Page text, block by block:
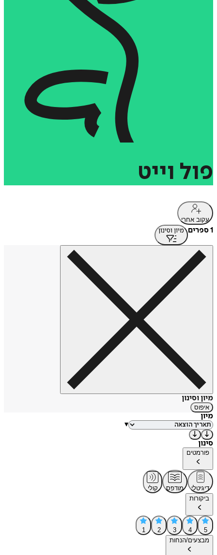
פול וייט
עקוב אחרי
1 ספרים מיון וסינון
מיון וסינון
איפוס
מיון
▾
סינון
פורמטים
דיגיטלי מודפס
קולי
ביקורות
5
4
3
2
1
מבצעים/הנחות